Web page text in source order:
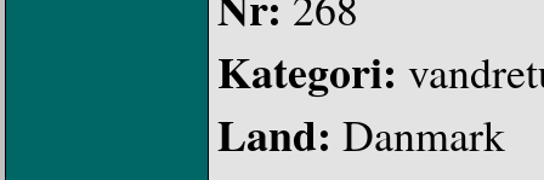
Kategori:
Land: Danmark